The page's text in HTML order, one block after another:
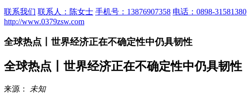
联系我们 联系人：陈女士 手机号：13876907358 电话：0898-31581380
http://www.0379zsw.com
全球热点丨世界经济正在不确定性中仍具韧性
全球热点丨世界经济正在不确定性中仍具韧性
来源：
未知